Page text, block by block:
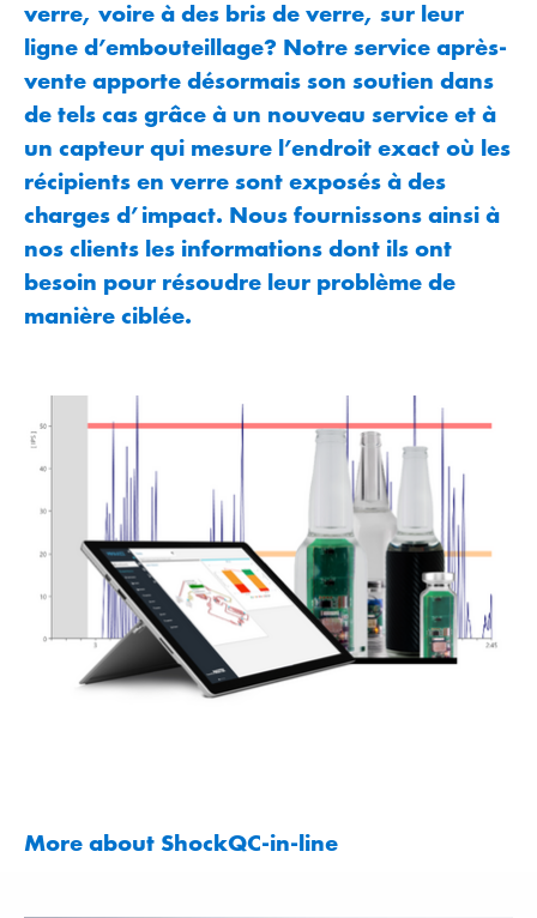
verre, voire à des bris de verre, sur leur
ligne d’embouteillage? Notre service après-
vente apporte désormais son soutien dans
de tels cas grâce à un nouveau service et à
un capteur qui mesure l’endroit exact où les
récipients en verre sont exposés à des
charges d’impact. Nous fournissons ainsi à
nos clients les informations dont ils ont
besoin pour résoudre leur problème de
manière ciblée.
More about ShockQC-in-line